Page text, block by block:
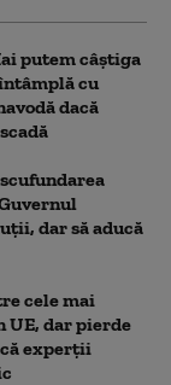
putem câștiga
cu
dacă
dar să aducă
cele mai
dar pierde
experții